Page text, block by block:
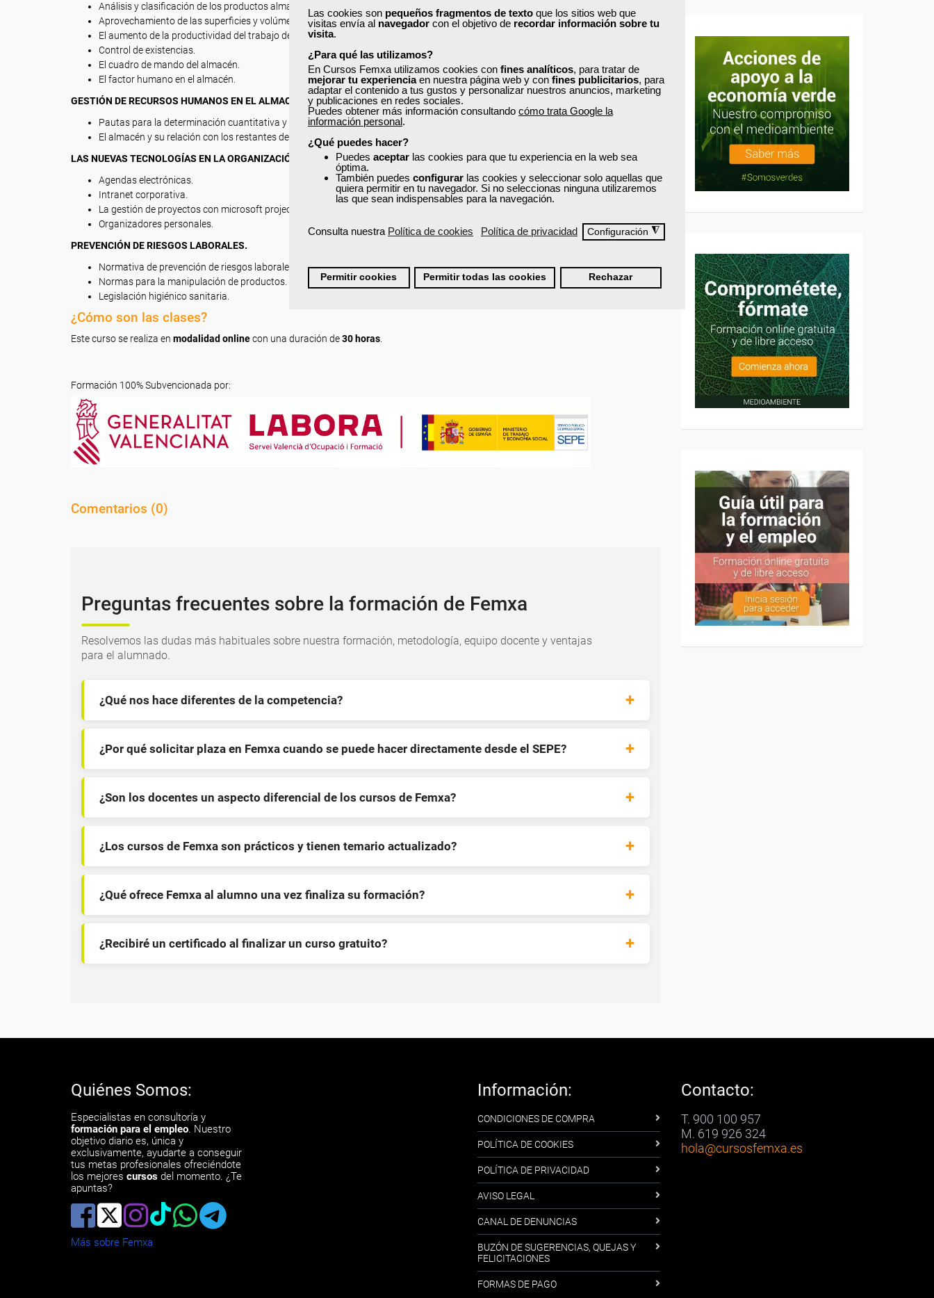
Las cookies son pequeños fragmentos de texto que los sitios web que
visitas envía al navegador con el objetivo de recordar información sobre tu
visita.
¿Para qué las utilizamos?
En Cursos Femxa utilizamos cookies con fines analíticos, para tratar de
mejorar tu experienciaen nuestra página web y con fines publicitarios, para
adaptar el contenido a tus gustos y personalizar nuestros anuncios, marketing
y publicaciones en redes sociales.
Puedes obtener más información consultando cómo trata Google la
información personal.
¿Qué puedes hacer?
Puedes aceptar las cookies para que tu experiencia en la web sea
óptima.
También puedes configurar las cookies y seleccionar solo aquellas que
quiera permitir en tu navegador. Si no seleccionas ninguna utilizaremos
las que sean indispensables para la navegación.
Consulta nuestra Política de cookies Política de privacidad Configuración ◮
Permitir cookies Permitir todas las cookies Rechazar
Análisis y clasificación de los productos almacenados.
Aprovechamiento de las superficies y volúmenes.
El aumento de la productividad del trabajo de almacén.
Control de existencias.
El cuadro de mando del almacén.
El factor humano en el almacén.
GESTIÓN DE RECURSOS HUMANOS EN EL ALMACÉN.
Pautas para la determinación cuantitativa y por categorías de los recursos humanos del almacén.
El almacén y su relación con los restantes departamentos de la empresa.
LAS NUEVAS TECNOLOGÍAS EN LA ORGANIZACIÓN DEL TRABAJO.
Agendas electrónicas.
Intranet corporativa.
La gestión de proyectos con microsoft project.
Organizadores personales.
PREVENCIÓN DE RIESGOS LABORALES.
Normativa de prevención de riesgos laborales aplicable a los almacenes.
Normas para la manipulación de productos.
Legislación higiénico sanitaria.
¿Cómo son las clases?
Este curso se realiza en modalidad onlinecon una duración de30 horas
Formación 100% Subvencionada por:
Comentarios (0)
Preguntas frecuentes sobre la formación de Femxa
Resolvemos las dudas más habituales sobre nuestra formación, metodología, equipo docente y ventajas
para el alumnado.
¿Qué nos hace diferentes de la competencia?
¿Por qué solicitar plaza en Femxa cuando se puede hacer directamente desde el SEPE?
¿Son los docentes un aspecto diferencial de los cursos de Femxa?
¿Los cursos de Femxa son prácticos y tienen temario actualizado?
¿Qué ofrece Femxa al alumno una vez finaliza su formación?
¿Recibiré un certificado al finalizar un curso gratuito?
Quiénes Somos:
Especialistas en consultoría y
formación para el empleo. Nuestro
objetivo diario es, única y
exclusivamente, ayudarte a conseguir
tus metas profesionales ofreciéndote
los mejores cursos del momento. ¿Te
apuntas?
Más sobre Femxa
Información:
CONDICIONES DE COMPRA
POLÍTICA DE COOKIES
POLÍTICA DE PRIVACIDAD
AVISO LEGAL
CANAL DE DENUNCIAS
BUZÓN DE SUGERENCIAS, QUEJAS Y
FELICITACIONES
FORMAS DE PAGO
Contacto:
T. 900 100 957
M. 619 926 324
hola@cursosfemxa.es